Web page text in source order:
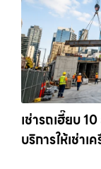
เช่ารถเฮี๊ยบ
บริการให้เช่า